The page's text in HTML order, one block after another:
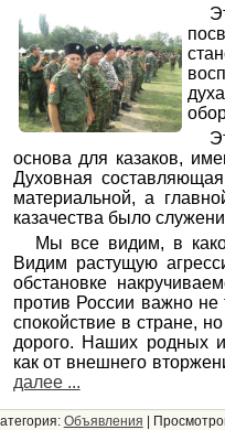
основа для казаков,
Духовная
материальной, а
казачества было
Мы все видим, в
Видим растущую
обстановке
против России важно не
спокойствие в стране,
дорого. Наших родных
как от внешнего
далее ...
Объявления